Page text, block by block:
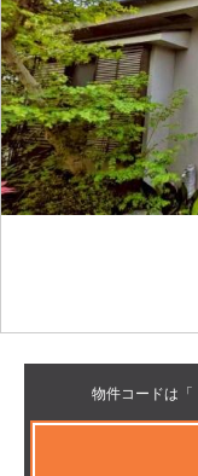
物件コードは「